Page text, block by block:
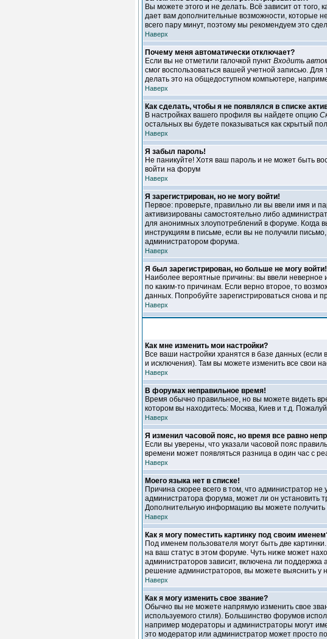
Вы можете этого и не делать. Всё зависит от
дает вам дополнительные возможности, которые
всего пару минут, поэтому мы рекомендуем это
Наверх
Почему меня автоматически отключает?
Если вы не отметили галочкой пункт Входить
смог воспользоваться вашей учетной записью.
делать это на общедоступном компьютере,
Наверх
Как сделать, чтобы я не появлялся в списке
В настройках вашего профиля вы найдете опцию
остальных вы будете показываться как скрытый
Наверх
Я забыл пароль!
Не паникуйте! Хотя ваш пароль и не может быть
войти на форум
Наверх
Я зарегистрирован, но не могу войти!
Первое: проверьте, правильно ли вы ввели имя и
активизированы самостоятельно либо
для анонимных злоупотреблений в форуме. Когда
инструкциям в письме, если вы не получили
администратором форума.
Наверх
Я был зарегистрирован, но больше не могу войти!
Наиболее вероятные причины: вы ввели неверное
по каким-то причинам. Если верно второе, то
данных. Попробуйте зарегистрироваться снова и
Наверх
Как мне изменить мои настройки?
Все ваши настройки хранятся в базе данных
и исключения). Там вы можете изменить все свои
Наверх
В форумах неправильное время!
Время обычно правильное, но вы можете видеть
котором вы находитесь: Москва, Киев и т.д.
Наверх
Я изменил часовой пояс, но время все равно
Если вы уверены, что указали часовой пояс
времени может появляться разница в один час с
Наверх
Моего языка нет в списке!
Причина скорее всего в том, что администратор
администратора форума, может ли он установить
Дополнительную информацию вы можете получить
Наверх
Как я могу поместить картинку под своим
Под именем пользователя могут быть две
на ваш статус в этом форуме. Чуть ниже может
администраторов зависит, включена ли
решение администраторов, вы можете выяснить у
Наверх
Как я могу изменить свое звание?
Обычно вы не можете напрямую изменить свое
используемого стиля). Большинство форумов
например модераторы и администраторы могут
это модератор или администратор может просто